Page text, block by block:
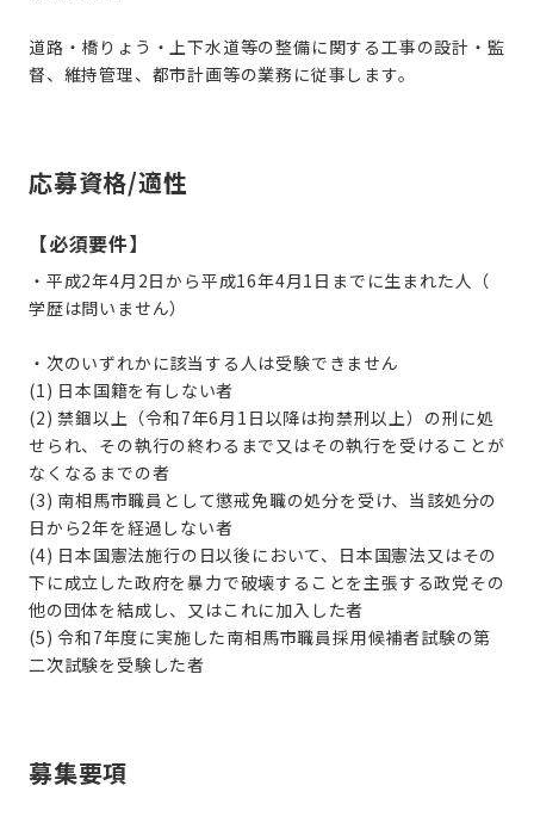
道路・橋りょう・上下水道等の整備に関する工事の設計・監
督、維持管理、都市計画等の業務に従事します。
応募資格/適性
【必須要件】
・平成2年4月2日から平成16年4月1日までに生まれた人（
学歴は問いません）
・次のいずれかに該当する人は受験できません
(1) 日本国籍を有しない者
(2) 禁錮以上（令和7年6月1日以降は拘禁刑以上）の刑に処
せられ、その執行の終わるまで又はその執行を受けることが
なくなるまでの者
(3) 南相馬市職員として懲戒免職の処分を受け、当該処分の
日から2年を経過しない者
(4) 日本国憲法施行の日以後において、日本国憲法又はその
下に成立した政府を暴力で破壊することを主張する政党その
他の団体を結成し、又はこれに加入した者
(5) 令和7年度に実施した南相馬市職員採用候補者試験の第
二次試験を受験した者
募集要項